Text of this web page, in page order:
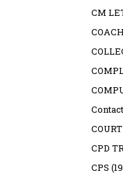
CM
CPD
CPS